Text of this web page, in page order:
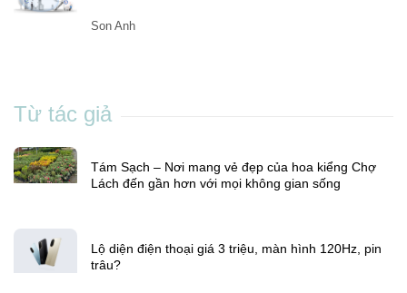
Son Anh
Từ tác giả
Tám Sạch – Nơi mang vẻ đẹp của hoa kiểng Chợ
Lách đến gần hơn với mọi không gian sống
Lộ diện điện thoại giá 3 triệu, màn hình 120Hz, pin
trâu?